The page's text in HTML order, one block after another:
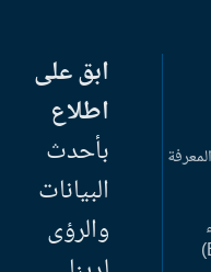
ابق على
اطلاع
بأحدث
البيانات
والرؤى